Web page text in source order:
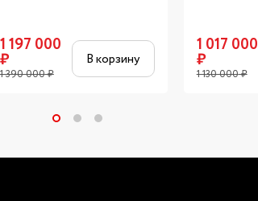
1 197 000
₽
1 390 000₽
В корзину
1 017 000
₽
1 130 000₽